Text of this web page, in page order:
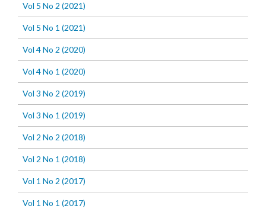
Vol 5 No 2 (2021)
Vol 5 No 1 (2021)
Vol 4 No 2 (2020)
Vol 4 No 1 (2020)
Vol 3 No 2 (2019)
Vol 3 No 1 (2019)
Vol 2 No 2 (2018)
Vol 2 No 1 (2018)
Vol 1 No 2 (2017)
Vol 1 No 1 (2017)